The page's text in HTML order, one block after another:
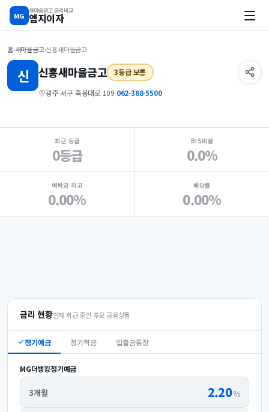
MG
새마을금고 금리비교
엠지이자
홈›새마을금고›신흥새마을금고
신 신흥새마을금고 3등급 보통
광주 서구 죽봉대로 109·062-368-5500
지점 핵심 지표 요약
최근 등급
0등급
BIS비율
0.0%
예탁금 최고
0.00%
배당률
0.00%
금리 현황현재 취급 중인 주요 금융상품
정기예금 정기적금 입출금통장
MG더뱅킹정기예금
3개월 2.20%